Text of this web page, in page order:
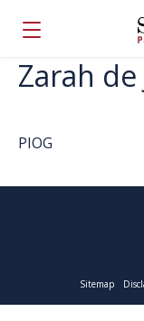
Zarah de
PIOG
DELEN
Sitemap